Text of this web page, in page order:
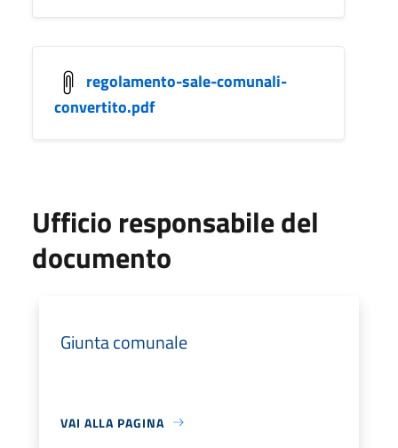
regolamento-sale-comunali-
convertito.pdf
Ufficio responsabile del
documento
Giunta comunale
VAI ALLA PAGINA